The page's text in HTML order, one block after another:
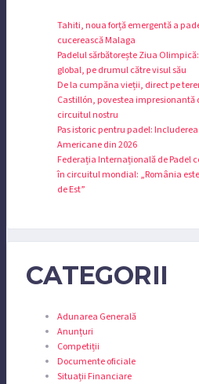
Tahiti, noua forță emergentă a
cucerească Malaga
Padelul sărbătorește Ziua
global, pe drumul către visul său
De la cumpăna vieții, direct pe
Castillón, povestea impresionantă
circuitul nostru
Pas istoric pentru padel:
Americane din 2026
Federația Internațională de Padel
în circuitul mondial: „România
de Est”
CATEGORII
Adunarea Generală
Anunțuri
Competiții
Documente oficiale
Situații Financiare